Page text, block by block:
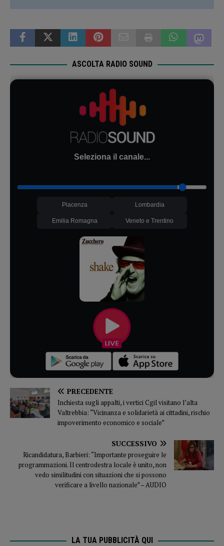
ASCOLTA RADIO SOUND
Seleziona il canale...
Piacenza Lombardia
Emilia Romagna Veneto e Trentino
PRECEDENTE
Inchiesta sugli appalti, i vertici Cgil visitano l’alta
Valtrebbia: “Vicinanza e solidarietà ai cittadini, rischio
impoverimento economico e sociale”
SUCCESSIVO
Ricandidatura, Barbieri: “Importante proseguire le
programmazioni. Il centrodestra locale è unito, non
vedo similitudini con situazioni che si possono
verificare a livello nazionale” – AUDIO
LA TUA PUBBLICITÀ QUI